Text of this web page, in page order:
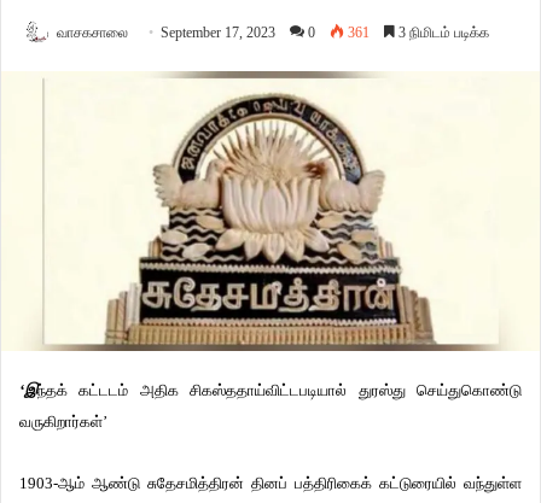
வாசகசாலை September 17, 2023 0 361 3 நிமிடம் படிக்க
‘இந்தக் கட்டடம் அதிக சிகஸ்ததாய்விட்டபடியால் துரஸ்து செய்துகொண்டு
வருகிறார்கள்’
1903-ஆம் ஆண்டு சுதேசமித்திரன் தினப் பத்திரிகைக் கட்டுரையில் வந்துள்ள